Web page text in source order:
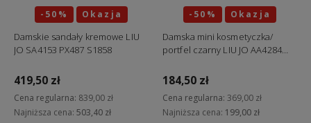
-50% Okazja
Damskie sandały kremowe LIU
JO SA4153 PX487 S1858
419,50 zł
Cena regularna: 839,00 zł
Najniższa cena: 503,40 zł
-50% Okazja
Damska mini kosmetyczka/
portfel czarny LIU JO AA4284
184,50 zł
Cena regularna: 369,00 zł
Najniższa cena: 199,00 zł